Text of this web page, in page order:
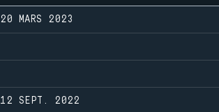
20 MARS 2023
12 SEPT. 2022